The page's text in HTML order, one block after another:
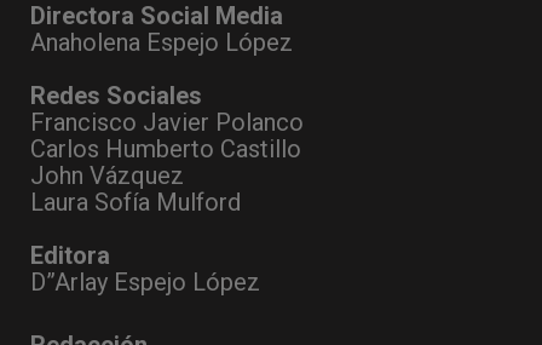
Directora Social Media
Anaholena Espejo López
Redes Sociales
Francisco Javier Polanco
Carlos Humberto Castillo
John Vázquez
Laura Sofía Mulford
Editora
D”Arlay Espejo López